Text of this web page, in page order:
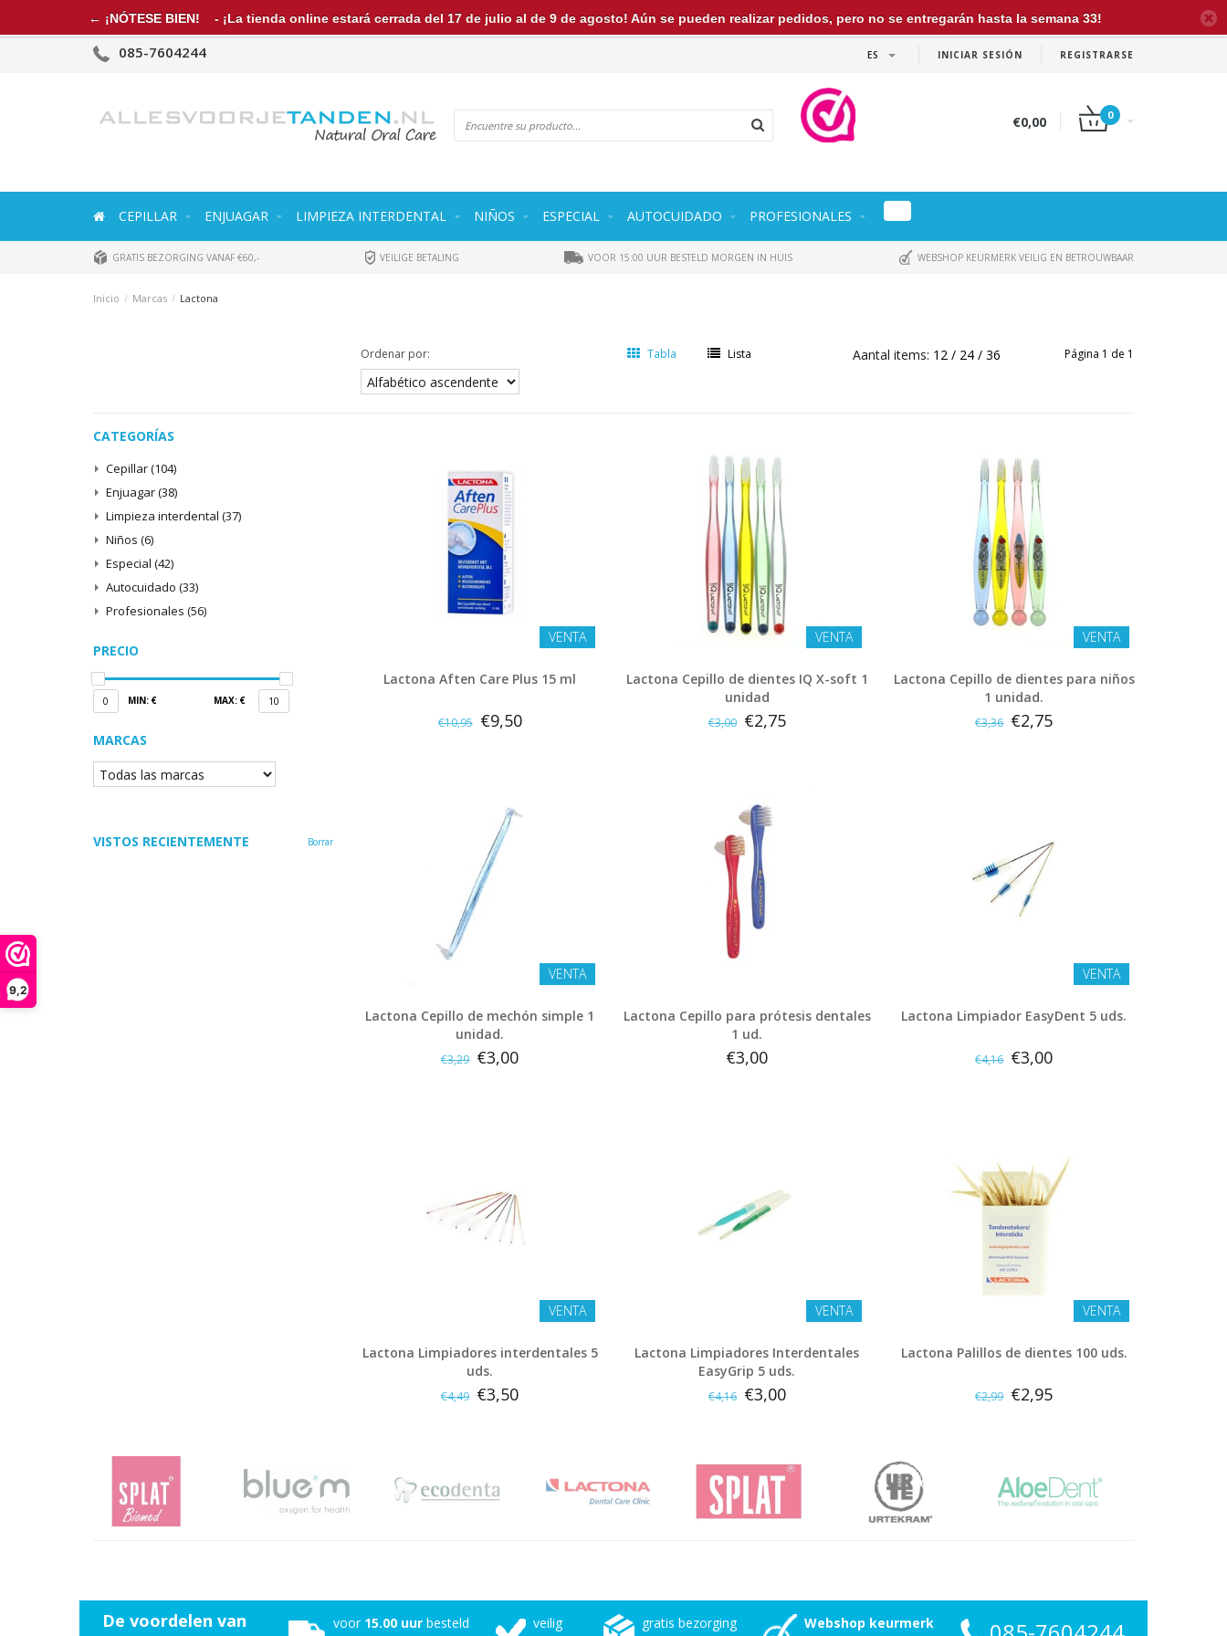
9,2
INICIAR SESIÓN REGISTRARSE
ES
085-7604244
€0,00 0
CEPILLAR ENJUAGAR LIMPIEZA INTERDENTAL NIÑOS ESPECIAL AUTOCUIDADO PROFESIONALES
GRATIS BEZORGING VANAF €60,- VEILIGE BETALING VOOR 15:00 UUR BESTELD MORGEN IN HUIS WEBSHOP KEURMERK VEILIG EN BETROUWBAAR
Inicio / Marcas / Lactona
Ordenar por: Tabla Lista Aantal items: 12 24 36 Página 1 de 1
CATEGORÍAS
Cepillar(104)
Enjuagar(38)
Limpieza interdental (37)
Niños (6)
Especial (42)
Autocuidado (33)
Profesionales (56)
PRECIO
0 MIN: € MAX: € 10
MARCAS
VISTOS RECIENTEMENTE Borrar
VENTA
Lactona Aften Care Plus 15 ml
€10,95 €9,50
VENTA
Lactona Cepillo de dientes IQ X-soft 1
unidad
€3,00 €2,75
VENTA
Lactona Cepillo de dientes para niños
1 unidad.
€3,36 €2,75
VENTA
Lactona Cepillo de mechón simple 1
unidad.
€3,29 €3,00
Lactona Cepillo para prótesis dentales
1 ud.
€3,00
VENTA
Lactona Limpiador EasyDent 5 uds.
€4,16 €3,00
VENTA
Lactona Limpiadores interdentales 5
uds.
€4,49 €3,50
VENTA
Lactona Limpiadores Interdentales
EasyGrip 5 uds.
€4,16 €3,00
VENTA
Lactona Palillos de dientes 100 uds.
€2,99 €2,95
De voordelen van
voor 15.00 uur besteld
veilig
gratis bezorging
Webshop keurmerk
← ¡NÓTESE BIEN! - ¡La tienda online estará cerrada del 17 de julio al de 9 de agosto! Aún se pueden realizar pedidos, pero no se entregarán hasta la semana 33!